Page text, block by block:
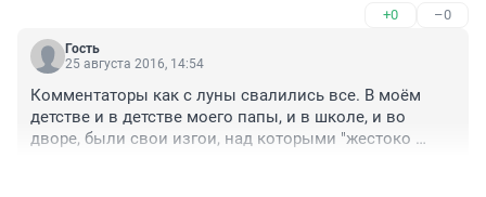
+0 –0
Гость
25 августа 2016, 14:54
Комментаторы как с луны свалились все. В моём
детстве и в детстве моего папы, и в школе, и во
дворе, были свои изгои, над которыми "жестоко